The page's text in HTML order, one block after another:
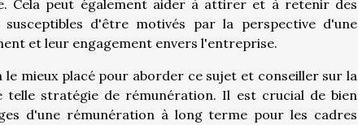
Cela peut également aider à attirer et à retenir des
d'être motivés par la perspective d'une
et leur engagement envers l'entreprise.
mieux placé pour aborder ce sujet et conseiller sur la
stratégie de rémunération. Il est crucial de bien
d'une rémunération à long terme pour les cadres